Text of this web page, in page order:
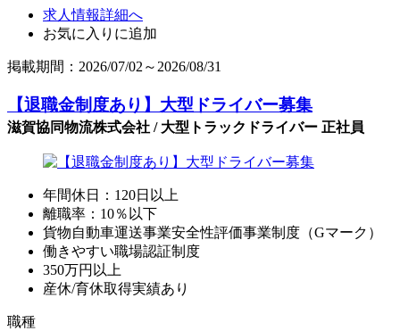
求人情報詳細へ
お気に入りに追加
掲載期間：2026/07/02～2026/08/31
【退職金制度あり】大型ドライバー募集
滋賀協同物流株式会社 / 大型トラックドライバー 正社員
年間休日：120日以上
離職率：10％以下
貨物自動車運送事業安全性評価事業制度（Gマーク）
働きやすい職場認証制度
350万円以上
産休/育休取得実績あり
職種